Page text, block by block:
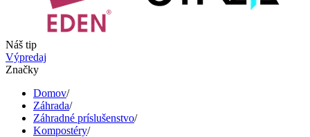
Náš tip
Výpredaj
Značky
Domov/
Záhrada/
Záhradné príslušenstvo/
Kompostéry/